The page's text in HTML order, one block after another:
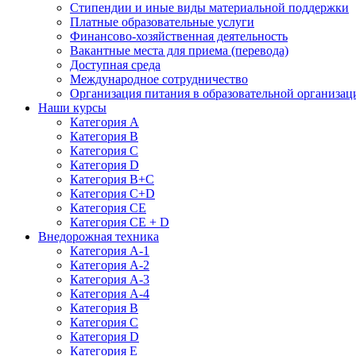
Стипендии и иные виды материальной поддержки
Платные образовательные услуги
Финансово-хозяйственная деятельность
Вакантные места для приема (перевода)
Доступная среда
Международное сотрудничество
Организация питания в образовательной
Наши курсы
Категория А
Категория B
Категория C
Категория D
Категория B+C
Категория C+D
Категория CE
Категория CE + D
Внедорожная техника
Категория А-1
Категория А-2
Категория А-3
Категория А-4
Категория B
Категория C
Категория D
Категория E